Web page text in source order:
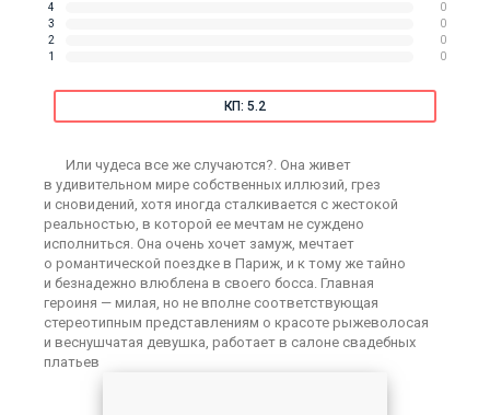
4
0
3
0
2
0
1
0
КП: 5.2
Или чудеса все же случаются?. Она живет
в удивительном мире собственных иллюзий, грез
и сновидений, хотя иногда сталкивается с жестокой
реальностью, в которой ее мечтам не суждено
исполниться. Она очень хочет замуж, мечтает
о романтической поездке в Париж, и к тому же тайно
и безнадежно влюблена в своего босса. Главная
героиня — милая, но не вполне соответствующая
стереотипным представлениям о красоте рыжеволосая
и веснушчатая девушка, работает в салоне свадебных
платьев